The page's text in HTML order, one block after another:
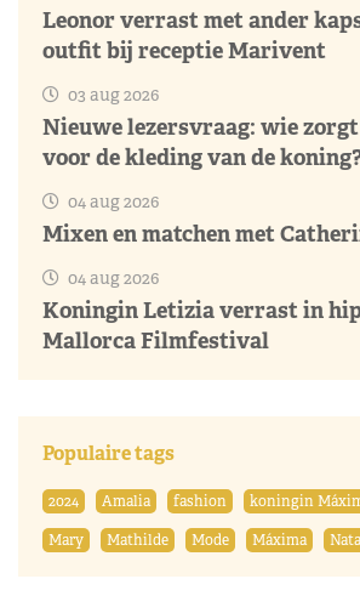
Leonor verrast met ander
outfit bij receptie Marivent
03 aug 2026
Nieuwe lezersvraag: wie
voor de kleding van de
04 aug 2026
Mixen en matchen met
04 aug 2026
Koningin Letizia verrast in
Mallorca Filmfestival
Populaire tags
2024 Amalia fashion koningin
Mary
Mathilde Mode Máxima